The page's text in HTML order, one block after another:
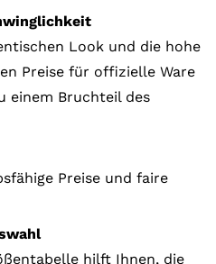
Look und die hohe
Preise für offizielle Ware
einem Bruchteil des
Preise und faire
hilft Ihnen, die